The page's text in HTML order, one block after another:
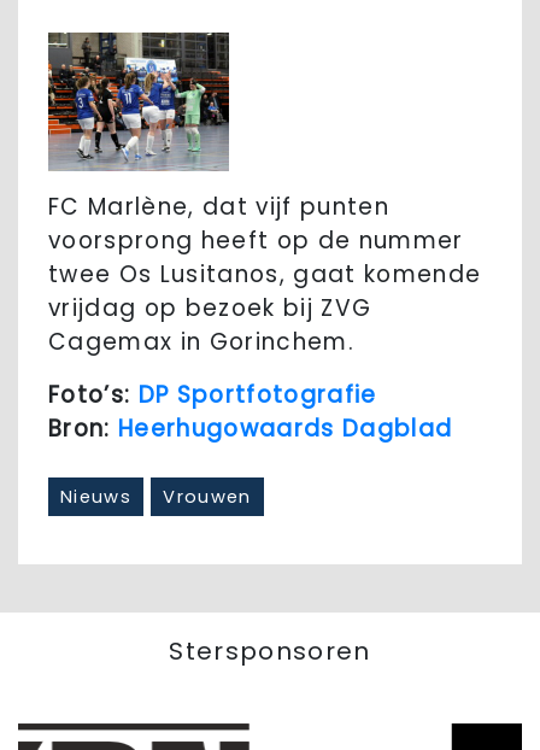
FC Marlène, dat vijf punten
voorsprong heeft op de nummer
twee Os Lusitanos, gaat komende
vrijdag op bezoek bij ZVG
Cagemax in Gorinchem.
Foto’s: DP Sportfotografie
Bron: Heerhugowaards Dagblad
Nieuws Vrouwen
Stersponsoren